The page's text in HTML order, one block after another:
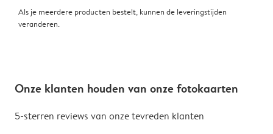
Als je meerdere producten bestelt, kunnen de leveringstijden
veranderen.
Onze klanten houden van onze fotokaarten
5-sterren reviews van onze tevreden klanten